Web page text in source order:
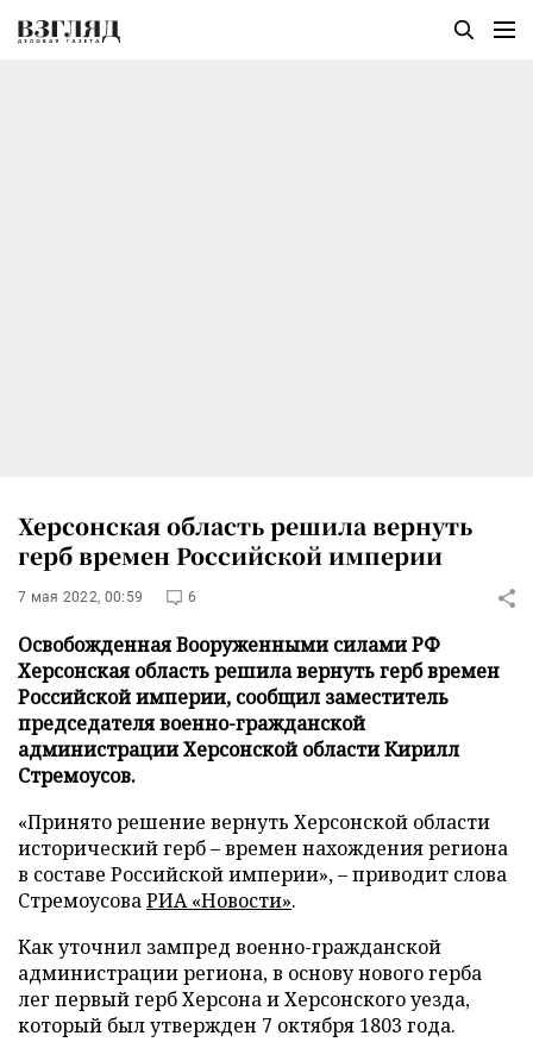
Херсонская область решила вернуть
герб времен Российской империи
7 мая 2022, 00:59 6
Освобожденная Вооруженными силами РФ
Херсонская область решила вернуть герб времен
Российской империи, сообщил заместитель
председателя военно-гражданской
администрации Херсонской области Кирилл
Стремоусов.
«Принято решение вернуть Херсонской области
исторический герб – времен нахождения региона
в составе Российской империи», – приводит слова
СтремоусоваРИА «Новости».
Как уточнил зампред военно-гражданской
администрации региона, в основу нового герба
лег первый герб Херсона и Херсонского уезда,
который был утвержден 7 октября 1803 года.